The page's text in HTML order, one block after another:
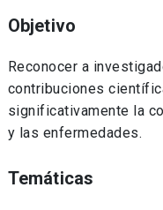
Objetivo
Reconocer a
contribuciones
significativamente la
y las enfermedades.
Temáticas